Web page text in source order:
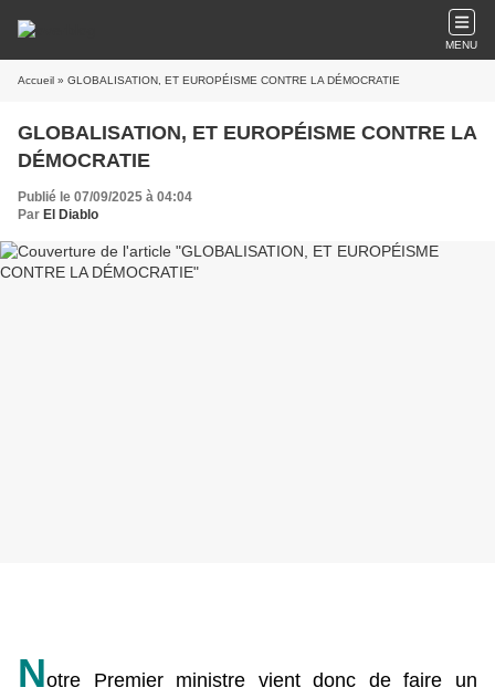
MENU
Accueil » GLOBALISATION, ET EUROPÉISME CONTRE LA DÉMOCRATIE
GLOBALISATION, ET EUROPÉISME CONTRE LA
DÉMOCRATIE
Publié le 07/09/2025 à 04:04
Par El Diablo
Notre Premier ministre vient donc de faire un